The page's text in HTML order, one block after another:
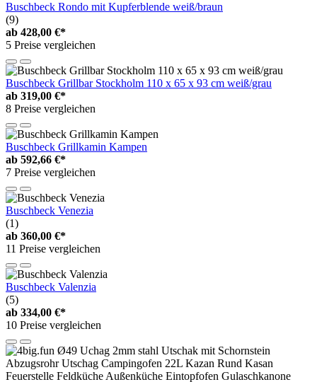
Buschbeck Rondo mit Kupferblende weiß/braun
(9)
ab 428,00 €*
5 Preise vergleichen
Buschbeck Grillbar Stockholm 110 x 65 x 93 cm weiß/grau
ab 319,00 €*
8 Preise vergleichen
Buschbeck Grillkamin Kampen
ab 592,66 €*
7 Preise vergleichen
Buschbeck Venezia
(1)
ab 360,00 €*
11 Preise vergleichen
Buschbeck Valenzia
(5)
ab 334,00 €*
10 Preise vergleichen